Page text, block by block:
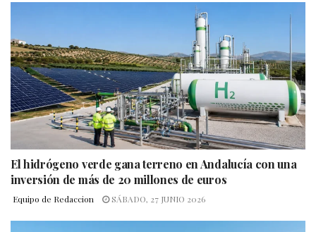
El hidrógeno verde gana terreno en Andalucía con una
inversión de más de 20 millones de euros
Equipo de Redaccion SÁBADO, 27 JUNIO 2026